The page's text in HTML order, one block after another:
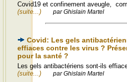
Covid19 et confinement aveugle,
(suite...)
par Ghislain Martel
Covid: Les gels
effiaces contre les virus ?
pour la santé ?
Les gels antibactériens sont-ils
(suite...)
par Ghislain Martel